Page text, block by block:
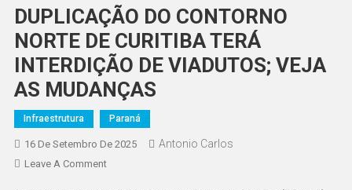
DUPLICAÇÃO DO CONTORNO
NORTE DE CURITIBA TERÁ
INTERDIÇÃO DE VIADUTOS; VEJA
AS MUDANÇAS
Infraestrutura Paraná
16 De Setembro De 2025 Antonio Carlos
Leave A CommentOn